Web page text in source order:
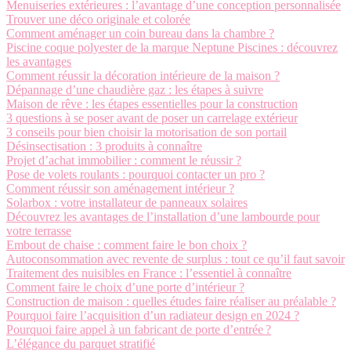
Menuiseries extérieures : l’avantage d’une conception personnalisée
Trouver une déco originale et colorée
Comment aménager un coin bureau dans la chambre ?
Piscine coque polyester de la marque Neptune Piscines : découvrez
les avantages
Comment réussir la décoration intérieure de la maison ?
Dépannage d’une chaudière gaz : les étapes à suivre
Maison de rêve : les étapes essentielles pour la construction
3 questions à se poser avant de poser un carrelage extérieur
3 conseils pour bien choisir la motorisation de son portail
Désinsectisation : 3 produits à connaître
Projet d’achat immobilier : comment le réussir ?
Pose de volets roulants : pourquoi contacter un pro ?
Comment réussir son aménagement intérieur ?
Solarbox : votre installateur de panneaux solaires
Découvrez les avantages de l’installation d’une lambourde pour
votre terrasse
Embout de chaise : comment faire le bon choix ?
Autoconsommation avec revente de surplus : tout ce qu’il faut savoir
Traitement des nuisibles en France : l’essentiel à connaître
Comment faire le choix d’une porte d’intérieur ?
Construction de maison : quelles études faire réaliser au préalable ?
Pourquoi faire l’acquisition d’un radiateur design en 2024 ?
Pourquoi faire appel à un fabricant de porte d’entrée ?
L’élégance du parquet stratifié